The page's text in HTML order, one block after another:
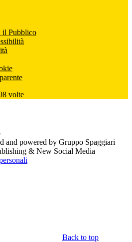
il Pubblico
volte
and powered by Gruppo Spaggiari
& New Social Media
Back to top